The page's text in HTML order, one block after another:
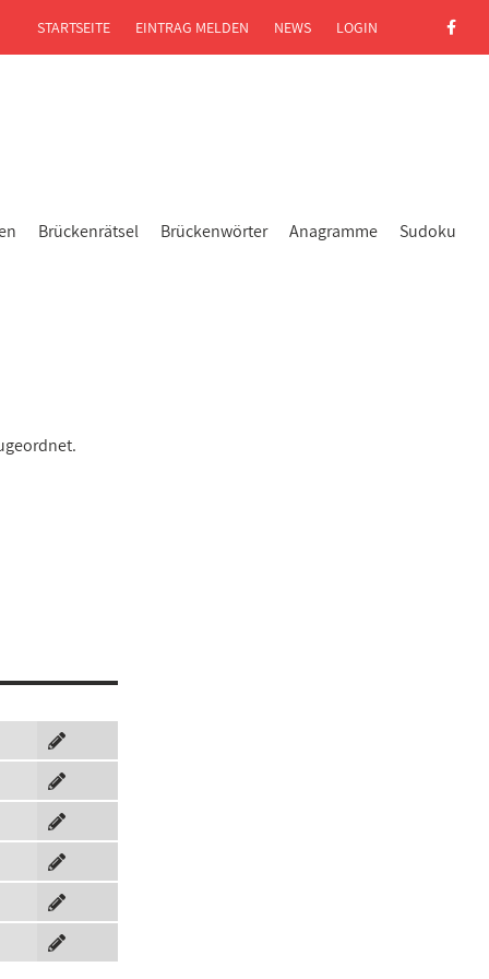
Brückenrätsel Brückenwörter Anagramme Sudoku
STARTSEITE EINTRAG MELDEN NEWS LOGIN